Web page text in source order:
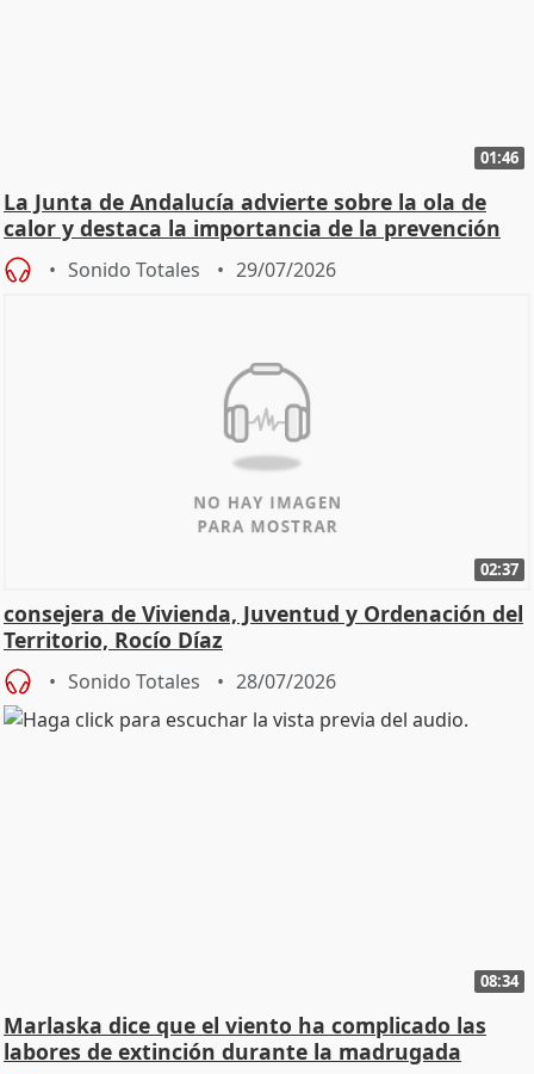
01:46
La Junta de Andalucía advierte sobre la ola de
calor y destaca la importancia de la prevención
Sonido Totales 29/07/2026
02:37
consejera de Vivienda, Juventud y Ordenación del
Territorio, Rocío Díaz
Sonido Totales 28/07/2026
08:34
Marlaska dice que el viento ha complicado las
labores de extinción durante la madrugada